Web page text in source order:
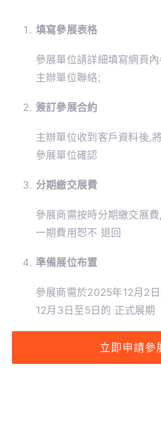
填寫參展表格
參展單位請詳細填寫網頁
主辦單位聯絡;
簽訂參展合約
主辦單位收到客戶資料後,
參展單位確認
分期繳交展費
參展商需按時分期繳交展
一期費用恕不 退回
準備展位布置
參展商需於2025年12月2
12月3日至5日的 正式展期
立即申請參